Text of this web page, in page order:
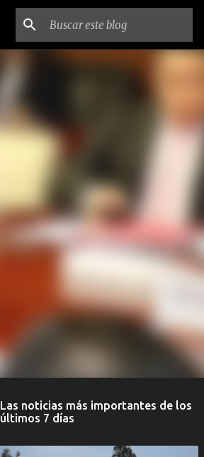
Las noticias más importantes de los
últimos 7 días